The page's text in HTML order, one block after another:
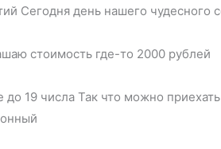
Сегодня день нашего чудесного
стоимость где-то 2000 рублей
19 числа Так что можно